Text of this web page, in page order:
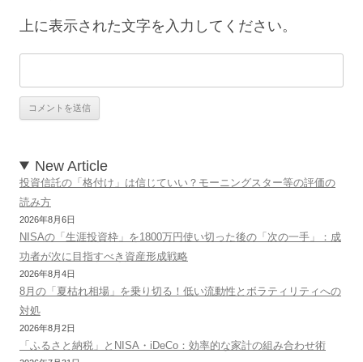
上に表示された文字を入力してください。
New Article
投資信託の「格付け」は信じていい？モーニングスター等の評価の
読み方
2026年8月6日
NISAの「生涯投資枠」を1800万円使い切った後の「次の一手」：成
功者が次に目指すべき資産形成戦略
2026年8月4日
8月の「夏枯れ相場」を乗り切る！低い流動性とボラティリティへの
対処
2026年8月2日
「ふるさと納税」とNISA・iDeCo：効率的な家計の組み合わせ術